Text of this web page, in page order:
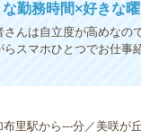
勤務時間×好きな曜
んは自立度が高めなの
スマホひとつでお仕事
里駅から---分／美咲が